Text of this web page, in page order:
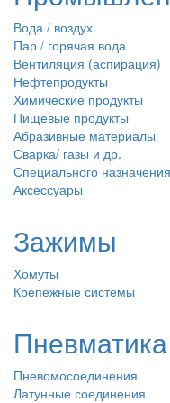
Вода / воздух
Пар / горячая вода
Вентиляция (аспирация)
Нефтепродукты
Химические продукты
Пищевые продукты
Абразивные материалы
Сварка/ газы и др.
Специального назначения
Аксессуары
Зажимы
Хомуты
Крепежные системы
Пневматика
Пневомосоединения
Латунные соединения